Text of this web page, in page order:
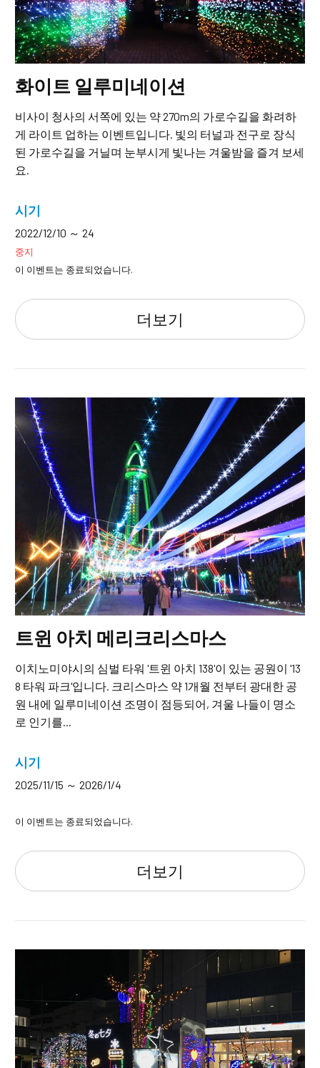
화이트 일루미네이션
비사이 청사의 서쪽에 있는 약 270m의 가로수길을 화려하
게 라이트 업하는 이벤트입니다. 빛의 터널과 전구로 장식
된 가로수길을 거닐며 눈부시게 빛나는 겨울밤을 즐겨 보세
요.
시기
2022/12/10 ～ 24
중지
이 이벤트는 종료되었습니다.
더보기
트윈 아치 메리크리스마스
이치노미야시의 심벌 타워 '트윈 아치 138'이 있는 공원이 '13
8 타워 파크'입니다. 크리스마스 약 1개월 전부터 광대한 공
원 내에 일루미네이션 조명이 점등되어, 겨울 나들이 명소
로 인기를...
시기
2025/11/15 ～ 2026/1/4
이 이벤트는 종료되었습니다.
더보기